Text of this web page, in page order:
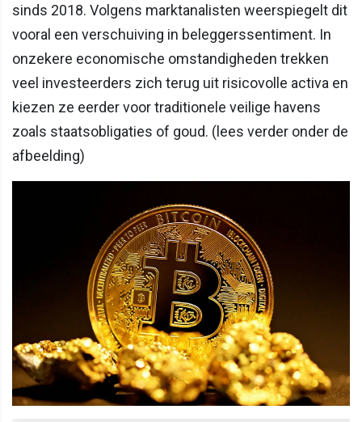
sinds 2018. Volgens marktanalisten weerspiegelt dit
vooral een verschuiving in beleggerssentiment. In
onzekere economische omstandigheden trekken
veel investeerders zich terug uit risicovolle activa en
kiezen ze eerder voor traditionele veilige havens
zoals staatsobligaties of goud. (lees verder onder de
afbeelding)